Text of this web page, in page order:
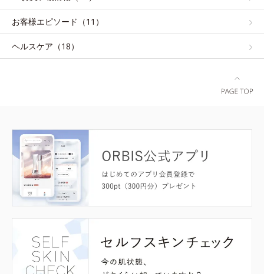
お客様エピソード（11）
ヘルスケア（18）